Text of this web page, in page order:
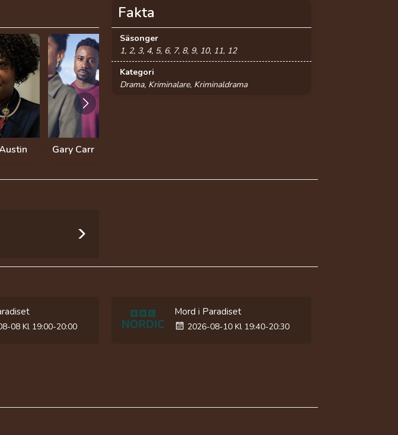
Gary Carr
Fakta
Säsonger
1, 2, 3, 4, 5, 6, 7, 8, 9, 10, 11, 12
Kategori
Drama, Kriminalare, Kriminaldrama
08 Kl 19:00-20:00
Mord i Paradiset
2026-08-10 Kl 19:40-20:30